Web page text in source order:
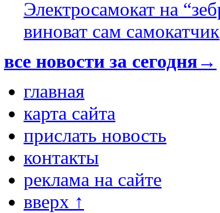
Электросамокат на
виноват сам самокатчик
все новости за сегодня→
главная
карта сайта
прислать новость
контакты
реклама на сайте
вверх ↑